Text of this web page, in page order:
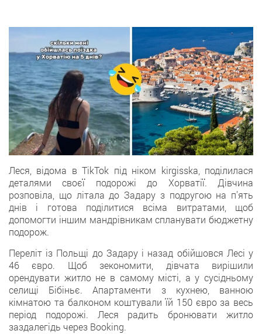
Леся, відома в TikTok під ніком kirgisska, поділилася
деталями своєї подорожі до Хорватії. Дівчина
розповіла, що літала до Задару з подругою на п’ять
днів і готова поділитися всіма витратами, щоб
допомогти іншим мандрівникам спланувати бюджетну
подорож.
Переліт із Польщі до Задару і назад обійшовся Лесі у
46 євро. Щоб зекономити, дівчата вирішили
орендувати житло не в самому місті, а у сусідньому
селищі Бібіньє. Апартаменти з кухнею, ванною
кімнатою та балконом коштували їй 150 євро за весь
період подорожі. Леся радить бронювати житло
заздалегідь через Booking.